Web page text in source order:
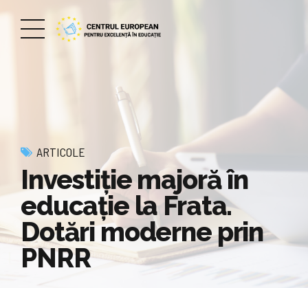
ARTICOLE
Investiție majoră în
educație la Frata.
Dotări moderne prin
PNRR